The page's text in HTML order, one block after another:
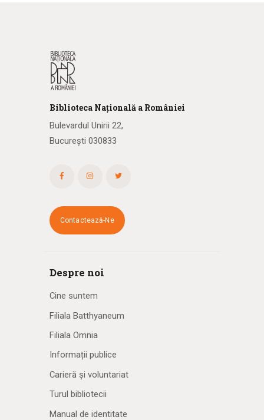
Biblioteca Națională a României
Bulevardul Unirii 22,
București 030833
Contactează-Ne
Despre noi
Cine suntem
Filiala Batthyaneum
Filiala Omnia
Informații publice
Carieră și voluntariat
Turul bibliotecii
Manual de identitate